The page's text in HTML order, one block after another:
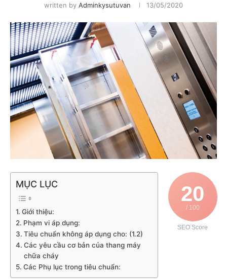
written by Adminkysutuvan 13/05/2020
20
/ 100
SEO Score
MỤC LỤC
Giới thiệu:
Phạm vi áp dụng:
Tiêu chuẩn không áp dụng cho: (1.2)
Các yêu cầu cơ bản của thang máy
chữa cháy
Các Phụ lục trong tiêu chuẩn: